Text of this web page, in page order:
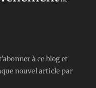
à ce blog et
nouvel article par